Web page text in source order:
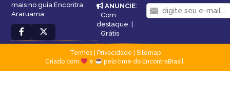
mais no guia Encontra
Araruama
ANUNCIE:
Com
destaque |
Grátis
Termos| Privacidade
Sitemap
Criado com
e pelo time do EncontraBrasil